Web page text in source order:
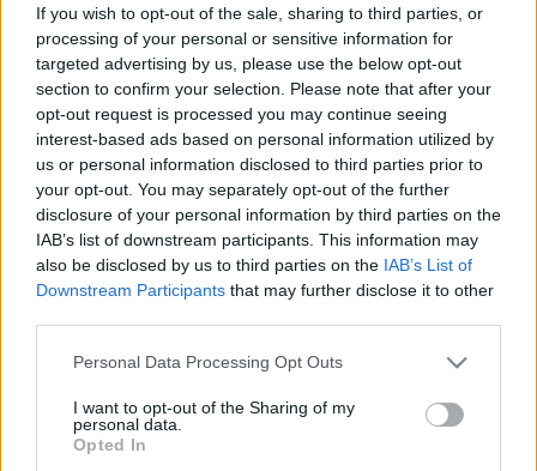
If you wish to opt-out of the sale, sharing to third parties, or
processing of your personal or sensitive information for
targeted advertising by us, please use the below opt-out
section to confirm your selection. Please note that after your
opt-out request is processed you may continue seeing
interest-based ads based on personal information utilized by
us or personal information disclosed to third parties prior to
your opt-out. You may separately opt-out of the further
disclosure of your personal information by third parties on the
IAB’s list of downstream participants. This information may
also be disclosed by us to third parties on the IAB’s List of
Downstream Participants that may further disclose it to other
Please note that this website/app uses one or more Google
not limited to your visit or usage behaviour. You may click to
grant or deny consent to Google and its third-party tags to
use your data for below specified purposes in below Google
Personal Data Processing Opt Outs
I want to opt-out of the Sharing of my
personal data.
Opted In
LEGFRISSEBB
Amire többmillióan vártunk: szombattól
másodfokúra csökken a riasztás
Helyi hírek
Látlelet a hazai víziközművekről?
Bicske vízellátása